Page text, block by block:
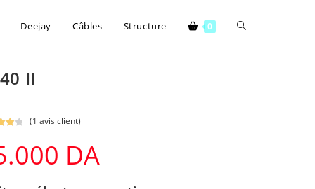
Deejay Câbles Structure 0
II
(1 avis client)
DA